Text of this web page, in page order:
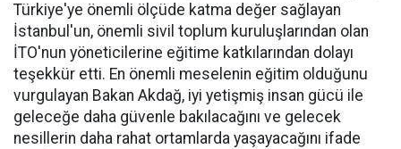
Türkiye'ye önemli ölçüde katma değer sağlayan
İstanbul'un, önemli sivil toplum kuruluşlarından olan
İTO'nun yöneticilerine eğitime katkılarından dolayı
teşekkür etti. En önemli meselenin eğitim olduğunu
vurgulayan Bakan Akdağ, iyi yetişmiş insan gücü ile
geleceğe daha güvenle bakılacağını ve gelecek
nesillerin daha rahat ortamlarda yaşayacağını ifade